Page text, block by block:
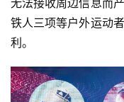
无法接收周边信息而
铁人三项等户外运动
利。